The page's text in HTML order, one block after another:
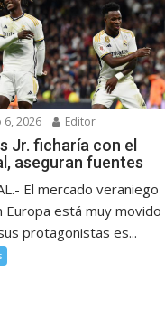
6, 2026 Editor
Jr. ficharía con el
aseguran fuentes
El mercado veraniego
Europa está muy movido
protagonistas es...